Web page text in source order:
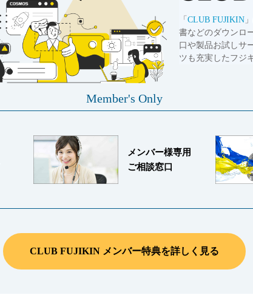
「 CLUB FUJIKIN
書などのダウンロ
口や製品お試しサ
ツも充実したフジ
Member's Only
メンバー様専用
ご相談窓口
CLUB FUJIKIN メンバー特典を詳しく見る